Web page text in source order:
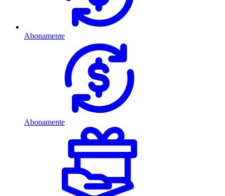
Abonamente
Abonamente